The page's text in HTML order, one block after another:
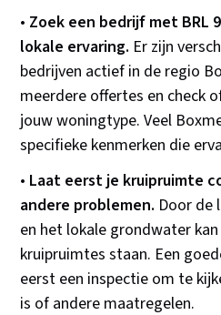
• Zoek een bedrijf met BRL
lokale ervaring. Er zijn
bedrijven actief in de regio
meerdere offertes en check
jouw woningtype. Veel
specifieke kenmerken die
• Laat eerst je kruipruimte
andere problemen. Door de
en het lokale grondwater
kruipruimtes staan. Een
eerst een inspectie om te
is of andere maatregelen.